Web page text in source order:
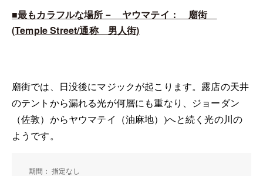
■最もカラフルな場所－ ヤウマテイ： 廟街
(Temple Street/通称 男人街)
廟街では、日没後にマジックが起こります。露店の天井
のテントから漏れる光が何層にも重なり、ジョーダン
（佐敦）からヤウマテイ（油麻地）)へと続く光の川の
ようです。
期間： 指定なし